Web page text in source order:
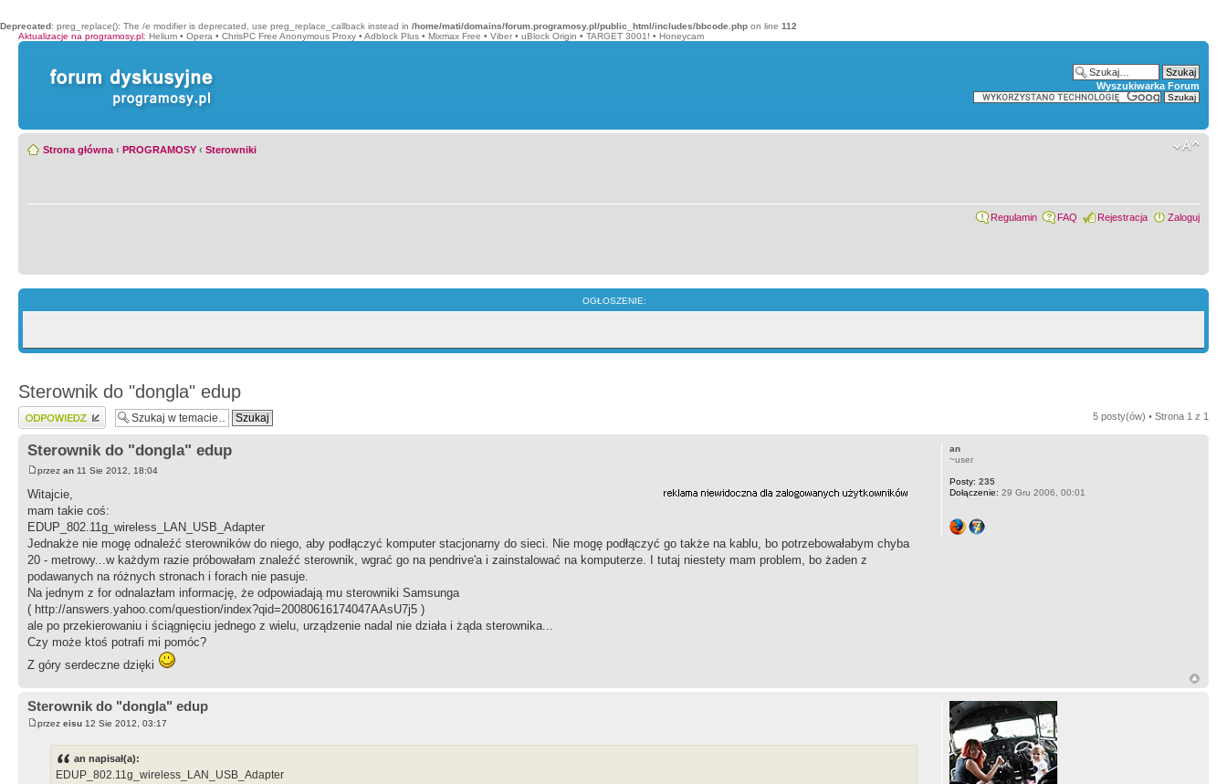
Deprecated: preg_replace(): The /e modifier is deprecated, use preg_replace_callback instead in /home/mati/domains/forum.programosy.pl/public_html/includes/bbcode.php on line 112
Aktualizacje na programosy.pl: Helium • Opera • ChrisPC Free Anonymous Proxy • Adblock Plus • Mixmax Free • Viber • uBlock Origin • TARGET 3001! • Honeycam
Wyszukiwarka Forum
Strona główna ‹ PROGRAMOSY ‹ Sterowniki
Regulamin FAQ Rejestracja Zaloguj
OGŁOSZENIE:
Sterownik do "dongla" edup
Wyślij odpowiedź 5 posty(ów) • Strona 1 z 1
Sterownik do "dongla" edup
przez an 11 Sie 2012, 18:04
Witajcie,
mam takie coś:
EDUP_802.11g_wireless_LAN_USB_Adapter
Jednakże nie mogę odnaleźć sterowników do niego, aby podłączyć komputer stacjonarny do sieci. Nie mogę podłączyć go także na kablu, bo potrzebowałabym chyba
20 - metrowy...w każdym razie próbowałam znaleźć sterownik, wgrać go na pendrive'a i zainstalować na komputerze. I tutaj niestety mam problem, bo żaden z
podawanych na różnych stronach i forach nie pasuje.
Na jednym z for odnalazłam informację, że odpowiadają mu sterowniki Samsunga
( http://answers.yahoo.com/question/index?qid=20080616174047AAsU7j5 )
ale po przekierowaniu i ściągnięciu jednego z wielu, urządzenie nadal nie działa i żąda sterownika...
Czy może ktoś potrafi mi pomóc?
Z góry serdeczne dzięki
an
~user
Posty: 235
Dołączenie: 29 Gru 2006, 00:01
Sterownik do "dongla" edup
przez eisu 12 Sie 2012, 03:17
an napisał(a):
EDUP_802.11g_wireless_LAN_USB_Adapter